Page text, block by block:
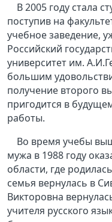
В 2005 году стала
поступив на
учебное заведение,
Российский
университет им.
большим
получение второго
пригодится в
работы.
Во время учебы
мужа в 1988 году
области, где
семья вернулась в
Викторовна
учителя русского